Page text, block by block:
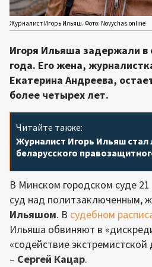
Журналист Игорь Ильяш. Фото: Novychas.online
Игоря Ильяша задержали в
года. Его жена,
Екатерина Андреева,
более четырех лет.
Читайте также:
Журналист Игорь Ильяш стал
беларусского
В Минском городском суде
суд над политзаключенным,
Ильяшом. В судебном
Ильяша обвиняют в
«содействие экстремистской
– Сергей Кацар.